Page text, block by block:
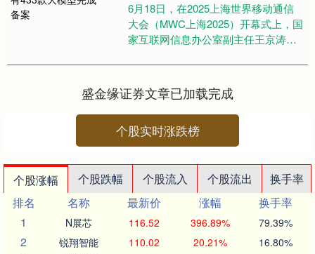
6月18日，在2025上海世界移动通信
大会（MWC上海2025）开幕式上，国
家互联网信息办公室副主任王京涛介
里，各类大模型如雨后春....
盛金缘证券文章已加载完成
个股实时涨跌榜
个股涨幅 个股跌幅 个股流入 个股流出
换手率
排名
名称 最新价 涨幅
换手率
1
N展芯 116.52 396.89% 79.39%
2 锐翔智能 110.02 20.21% 16.80%